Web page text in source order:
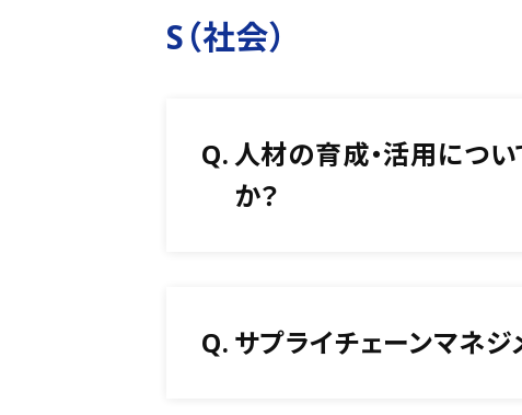
S（社会）
Q.人材の育成・活用につい
か？
Q. サプライチェーンマネジ